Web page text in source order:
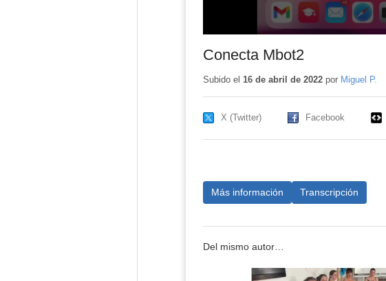
Conecta Mbot2
Subido el 16 de abril de 2022por Miguel P.
X (Twitter) Facebook
Más información Transcripción
Del mismo autor…